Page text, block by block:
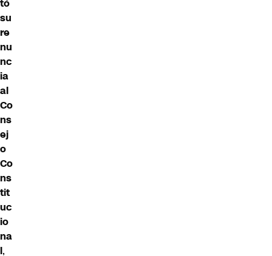
tó
su
re
nu
nc
ia
al
Co
ns
ej
o
Co
ns
tit
uc
io
na
l,